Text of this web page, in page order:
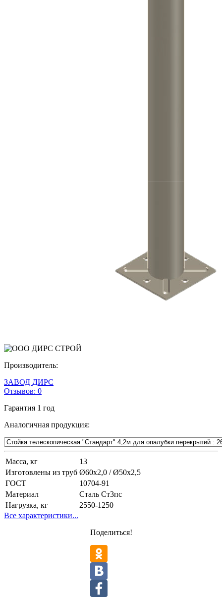
Производитель:
ЗАВОД ДИРС
Отзывов: 0
Гарантия 1 год
Аналогичная продукция:
Масса, кг
13
Изготовлены из труб Ø60х2,0 / Ø50х2,5
ГОСТ
10704-91
Материал
Сталь Ст3пс
Нагрузка, кг
2550-1250
Все характеристики...
Поделиться!